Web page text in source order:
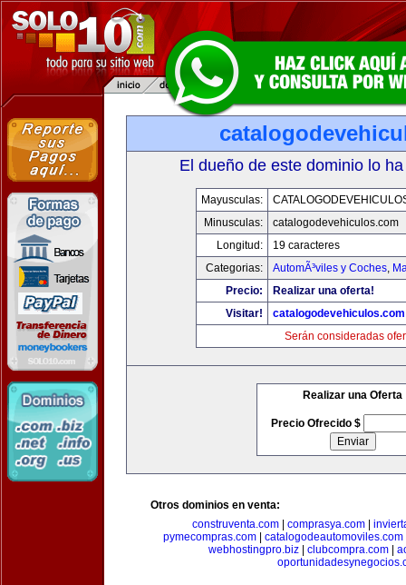
El dueño de este dominio lo
Mayusculas:
Minusculas:
catalogodevehiculos.com
Longitud:
19 caracteres
Categorias:
AutomÃ³viles y Coches,
Precio:
Realizar una oferta!
Visitar!
catalogodevehiculos.com
Serán consideradas
Realizar una Oferta
Precio Ofrecido $
Otros dominios en venta:
construventa.com| comprasya.com|
pymecompras.com| catalogodeautomoviles.com
webhostingpro.biz| clubcompra.com|